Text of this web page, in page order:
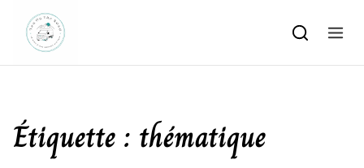
Skip to content
Étiquette : thématique